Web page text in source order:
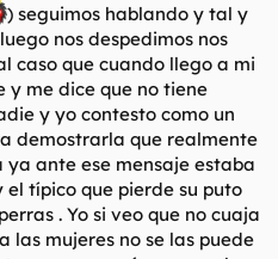
) seguimos hablando y tal y
nos despedimos nos
caso que cuando llego a mi
y me dice que no tiene
y yo contesto como un
demostrarla que realmente
ya ante ese mensaje estaba
típico que pierde su puto
. Yo si veo que no cuaja
las mujeres no se las puede